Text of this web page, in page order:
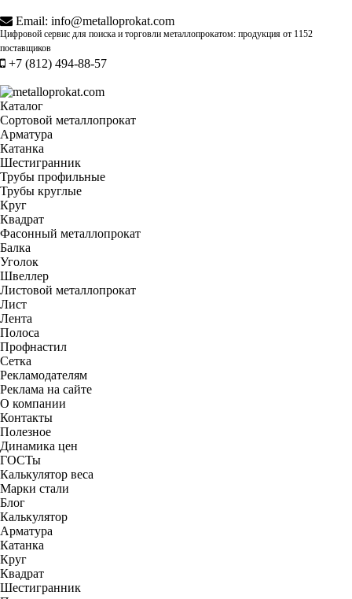
Email: info@metalloprokat.com
Цифровой сервис для поиска и торговли металлопрокатом: продукция от 1152
поставщиков
+7 (812) 494-88-57
Каталог
Сортовой металлопрокат
Арматура
Катанка
Шестигранник
Трубы профильные
Трубы круглые
Круг
Квадрат
Фасонный металлопрокат
Балка
Уголок
Швеллер
Листовой металлопрокат
Лист
Лента
Полоса
Профнастил
Сетка
Рекламодателям
Реклама на сайте
О компании
Контакты
Полезное
Динамика цен
ГОСТы
Калькулятор веса
Марки стали
Блог
Калькулятор
Арматура
Катанка
Круг
Квадрат
Шестигранник